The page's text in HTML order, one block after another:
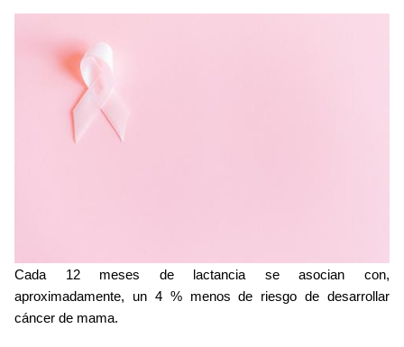
Cada 12 meses de lactancia se asocian con,
aproximadamente, un 4 % menos de riesgo de desarrollar
cáncer de mama.